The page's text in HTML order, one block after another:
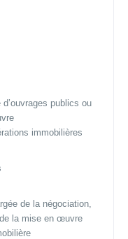
publics ou
immobilières
de la négociation,
la mise en œuvre